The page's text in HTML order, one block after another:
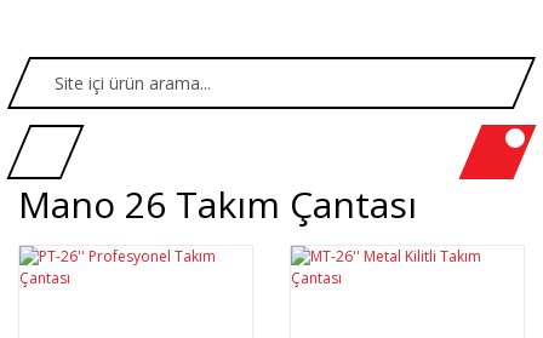
Mano 26 Takım Çantası